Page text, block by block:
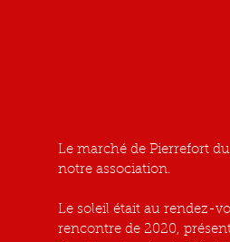
Le marché de Pierrefort
notre association.
Le soleil était au rendez-
rencontre de 2020,